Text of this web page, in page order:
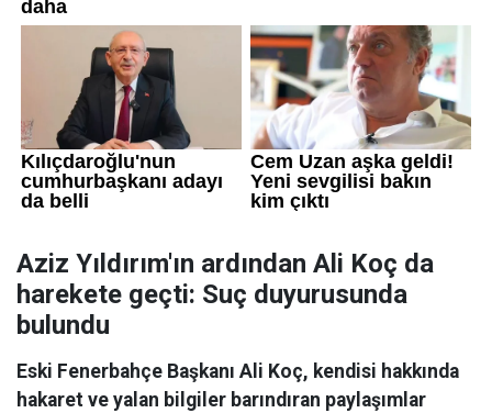
Aziz Yıldırım'ın ardından Ali Koç da
harekete geçti: Suç duyurusunda
bulundu
Eski Fenerbahçe Başkanı Ali Koç, kendisi hakkında
hakaret ve yalan bilgiler barındıran paylaşımlar